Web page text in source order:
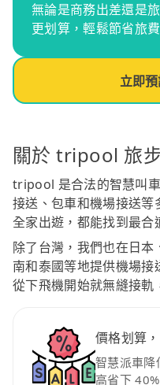
無論是商務出差還是
更划算，輕鬆節省旅費
立即
關於 tripool 旅
tripool 是合法的智慧叫
接送、包車和機場接送
全家出遊，都能找到最合
除了台灣，我們也在日
南和泰國等地提供機場
從下飛機開始就無縫接軌
價格划算
智慧派車降
高省下